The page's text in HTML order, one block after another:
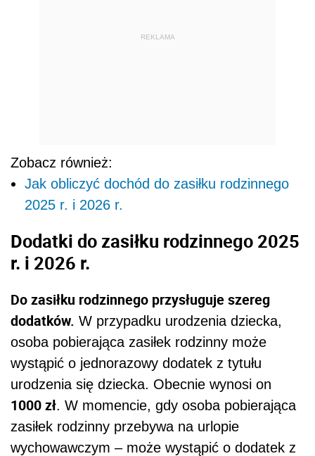
REKLAMA
Zobacz również:
Jak obliczyć dochód do zasiłku rodzinnego
2025 r. i 2026 r.
Dodatki do zasiłku rodzinnego 2025
r. i 2026 r.
Do zasiłku rodzinnego przysługuje szereg
dodatków. W przypadku urodzenia dziecka,
osoba pobierająca zasiłek rodzinny może
wystąpić o jednorazowy dodatek z tytułu
urodzenia się dziecka. Obecnie wynosi on
1000 zł. W momencie, gdy osoba pobierająca
zasiłek rodzinny przebywa na urlopie
wychowawczym – może wystąpić o dodatek z